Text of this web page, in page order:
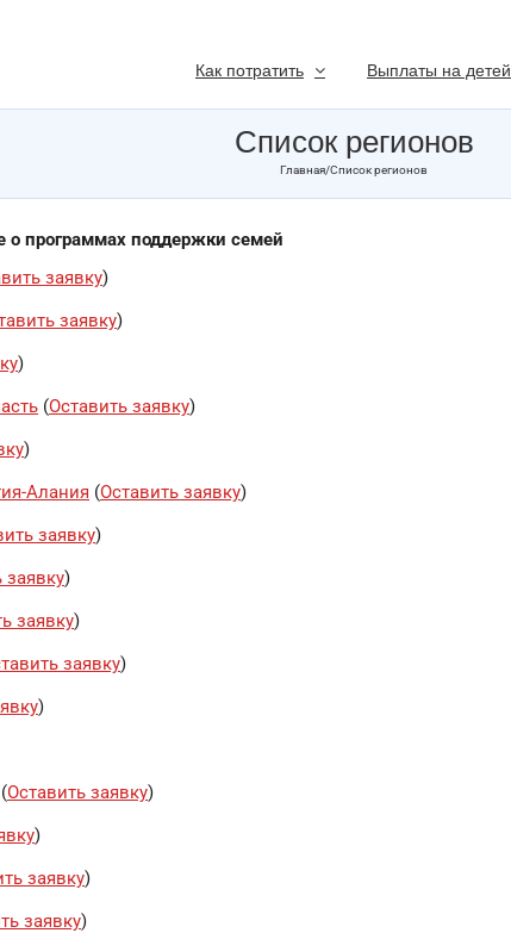
Как потратить Выплаты на детей
Список регионов
Главная/Список регионов
о программах поддержки семей
заявку)
заявку)
)
(Оставить заявку)
)
Алания (Оставить заявку)
заявку)
заявку)
заявку)
заявку)
)
(Оставить заявку)
)
заявку)
заявку)